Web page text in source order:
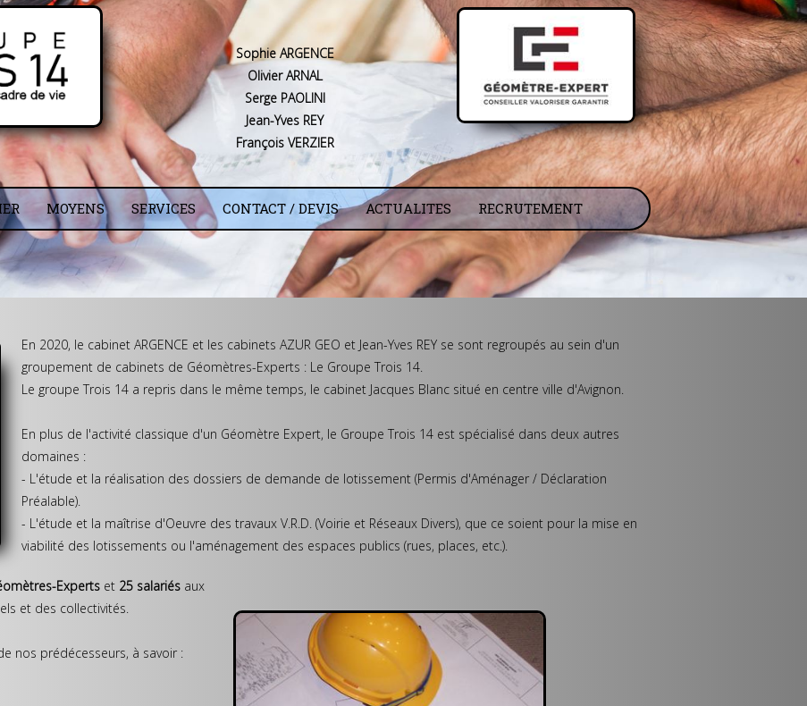
Sophie ARGENCE
Olivier ARNAL
Serge PAOLINI
Jean-Yves REY
François VERZIER
MOYENS SERVICES CONTACT / DEVIS ACTUALITES RECRUTEMENT
En 2020, le cabinet ARGENCE et les cabinets AZUR GEO et Jean-Yves REY se sont regroupés au sein d'un
groupement de cabinets de Géomètres-Experts : Le Groupe Trois 14.
Le groupe Trois 14 a repris dans le même temps, le cabinet Jacques Blanc situé en centre ville d'Avignon.
En plus de l'activité classique d'un Géomètre Expert, le Groupe Trois 14 est spécialisé dans deux autres
domaines :
- L'étude et la réalisation des dossiers de demande de lotissement (Permis d'Aménager / Déclaration
Préalable).
- L'étude et la maîtrise d'Oeuvre des travaux V.R.D. (Voirie et Réseaux Divers), que ce soient pour la mise en
viabilité des lotissements ou l'aménagement des espaces publics (rues, places, etc.).
Experts et 25 salariés aux
et des collectivités.
nos prédécesseurs, à savoir :